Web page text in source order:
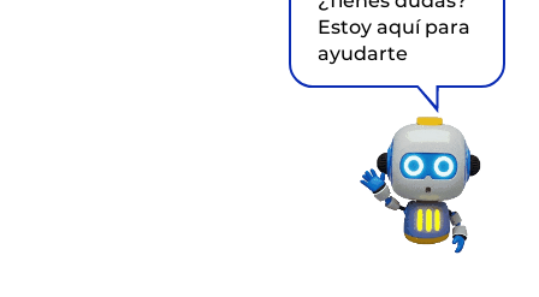
Estoy aquí para
ayudarte